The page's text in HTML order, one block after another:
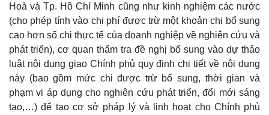
Hoà và Tp. Hồ Chí Minh cũng như kinh nghiệm các nước
(cho phép tính vào chi phí được trừ một khoản chi bổ sung
cao hơn số chi thực tế của doanh nghiệp về nghiên cứu và
phát triển), cơ quan thẩm tra đề nghị bổ sung vào dự thảo
luật nội dung giao Chính phủ quy định chi tiết về nội dung
này (bao gồm mức chi được trừ bổ sung, thời gian và
phạm vi áp dụng cho nghiên cứu phát triển, đổi mới sáng
tạo,…) để tạo cơ sở pháp lý và linh hoạt cho Chính phủ